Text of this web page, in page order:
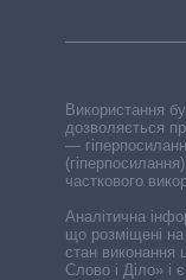
Використання
дозволяється
—
часткового
Аналітична
що розміщені на
стан виконання
Слово і Діло» і